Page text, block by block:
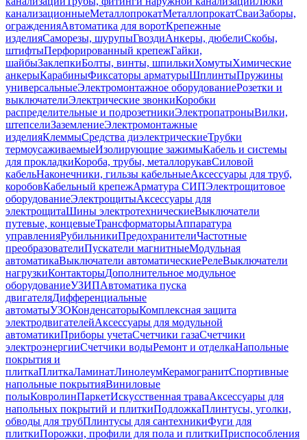
канализационныеМеталлопрокатМеталлопрокатСваиЗаборы,
огражденияАвтоматика для воротКрепежные
изделияСаморезы, шурупыГвоздиАнкеры, дюбелиСкобы,
штифтыПерфорированный крепежГайки,
шайбыЗаклепкиБолты, винты, шпилькиХомутыХимические
анкерыКарабиныФиксаторы арматурыШплинтыПружины
универсальныеЭлектромонтажное оборудованиеРозетки и
выключателиЭлектрические звонкиКоробки
распределительные и подрозетникиЭлектропатроныВилки,
штепселиЗаземлениеЭлектромонтажные
изделияКлеммыСредства диэлектрическиеТрубки
термоусаживаемыеИзолирующие зажимыКабель и системы
для прокладкиКороба, трубы, металлорукавСиловой
кабельНаконечники, гильзы кабельныеАксессуары для труб,
коробовКабельный крепежАрматура СИПЭлектрощитовое
оборудованиеЭлектрощитыАксессуары для
электрощитаШины электротехническиеВыключатели
путевые, концевыеТрансформаторыАппаратура
управленияРубильникиПредохранителиЧастотные
преобразователиПускатели магнитныеМодульная
автоматикаВыключатели автоматическиеРелеВыключатели
нагрузкиКонтакторыДополнительное модульное
оборудованиеУЗИПАвтоматика пуска
двигателяДифференциальные
автоматыУЗОКонденсаторыКомплексная защита
электродвигателейАксессуары для модульной
автоматикиПриборы учетаСчетчики газаСчетчики
электроэнергииСчетчики водыРемонт и отделкаНапольные
покрытия и
плиткаПлиткаЛаминатЛинолеумКерамогранитСпортивные
напольные покрытияВиниловые
полыКовролинПаркетИскусственная траваАксессуары для
напольных покрытий и плиткиПодложкаПлинтусы, уголки,
обводы для трубПлинтусы для сантехникиФуги для
плиткиПорожки, профили для пола и плиткиПриспособления